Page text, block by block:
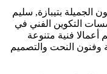
الجميلة بتيبازة, سليم
التكوين الفني في
فنية متنوعة
وفنون النحت والتصميم